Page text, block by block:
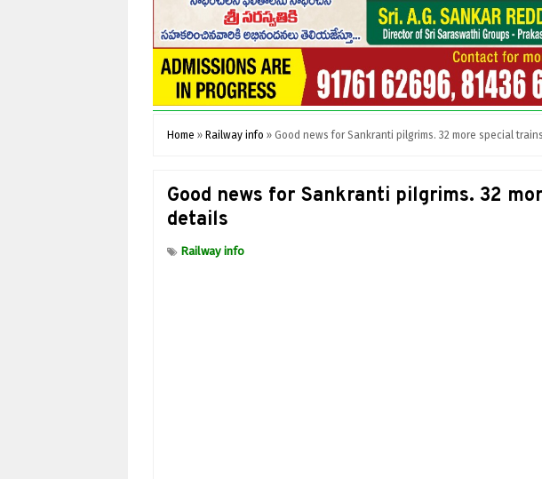
Home » Railway info » Good news for Sankranti pilgrims. 32 more special
Good news for Sankranti pilgrims. 32
details
Railway info